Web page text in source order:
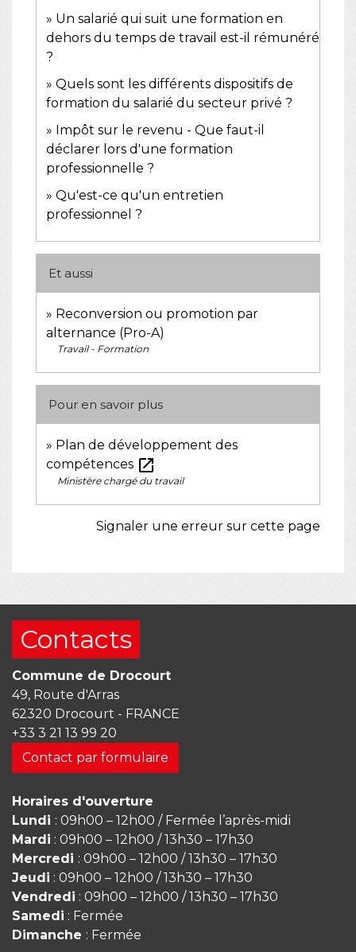
Un salarié qui suit une formation en
dehors du temps de travail est-il rémunéré
?
Quels sont les différents dispositifs de
formation du salarié du secteur privé ?
Impôt sur le revenu - Que faut-il
déclarer lors d'une formation
professionnelle ?
Qu'est-ce qu'un entretien
professionnel ?
Et aussi
Reconversion ou promotion par
alternance (Pro-A)
Travail - Formation
Pour en savoir plus
Plan de développement des
compétences open_in_new
Ministère chargé du travail
Signaler une erreur sur cette page
Contacts
Commune de Drocourt
49, Route d'Arras
62320 Drocourt - FRANCE
+33 3 21 13 99 20
Contact par formulaire
Horaires d'ouverture
Lundi : 09h00 – 12h00 / Fermée l’après-midi
Mardi : 09h00 – 12h00 / 13h30 – 17h30
Mercredi : 09h00 – 12h00 / 13h30 – 17h30
Jeudi : 09h00 – 12h00 / 13h30 – 17h30
Vendredi : 09h00 – 12h00 / 13h30 – 17h30
Samedi : Fermée
Dimanche : Fermée